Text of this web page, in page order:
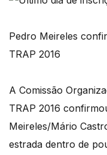
Pedro Meireles
TRAP 2016
A Comissão
TRAP 2016
Meireles/Mário
estrada dentro de